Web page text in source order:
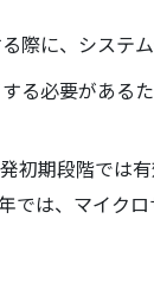
際に、システ
する必要があるた
初期段階では
は、マイク